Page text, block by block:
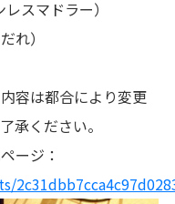
スマドラー）
れ）
容は都合により変更
承ください。
ージ：